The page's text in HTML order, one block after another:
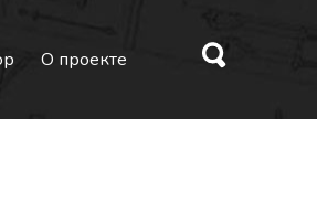
О проекте